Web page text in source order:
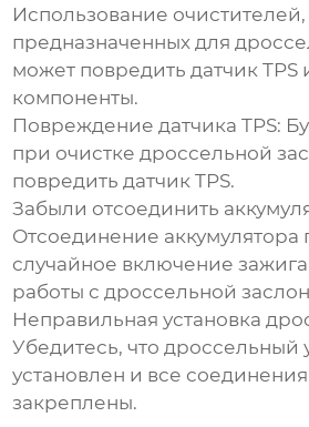
Использование очистителей,
предназначенных для
может повредить датчик TPS
компоненты.
Повреждение датчика TPS:
при очисткедроссельной
повредить датчик TPS.
Забыли отсоединить
Отсоединение аккумулятора
случайное включение
работы сдроссельной
Неправильная установка
Убедитесь, чтодроссельный
установлен и все
закреплены.